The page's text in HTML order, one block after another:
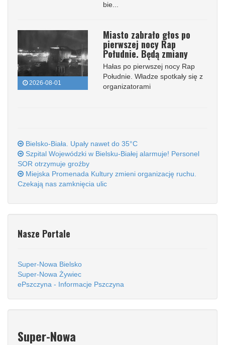
bie...
2026-08-01
Miasto zabrało głos po
pierwszej nocy Rap
Południe. Będą zmiany
Hałas po pierwszej nocy Rap
Południe. Władze spotkały się z
organizatorami
Bielsko-Biała. Upały nawet do 35°C
Szpital Wojewódzki w Bielsku-Białej alarmuje! Personel
SOR otrzymuje groźby
Miejska Promenada Kultury zmieni organizację ruchu.
Czekają nas zamknięcia ulic
Nasze Portale
Super-Nowa Bielsko
Super-Nowa Żywiec
ePszczyna - Informacje Pszczyna
Super-Nowa